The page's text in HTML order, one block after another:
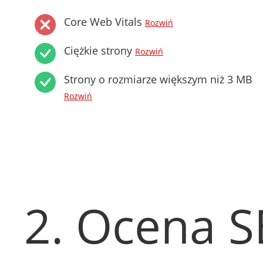
Core Web Vitals Rozwiń
Ciężkie strony Rozwiń
Strony o rozmiarze większym niż 3 MB
Rozwiń
2. Ocena